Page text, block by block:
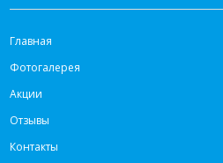
Главная
Фотогалерея
Акции
Отзывы
Контакты